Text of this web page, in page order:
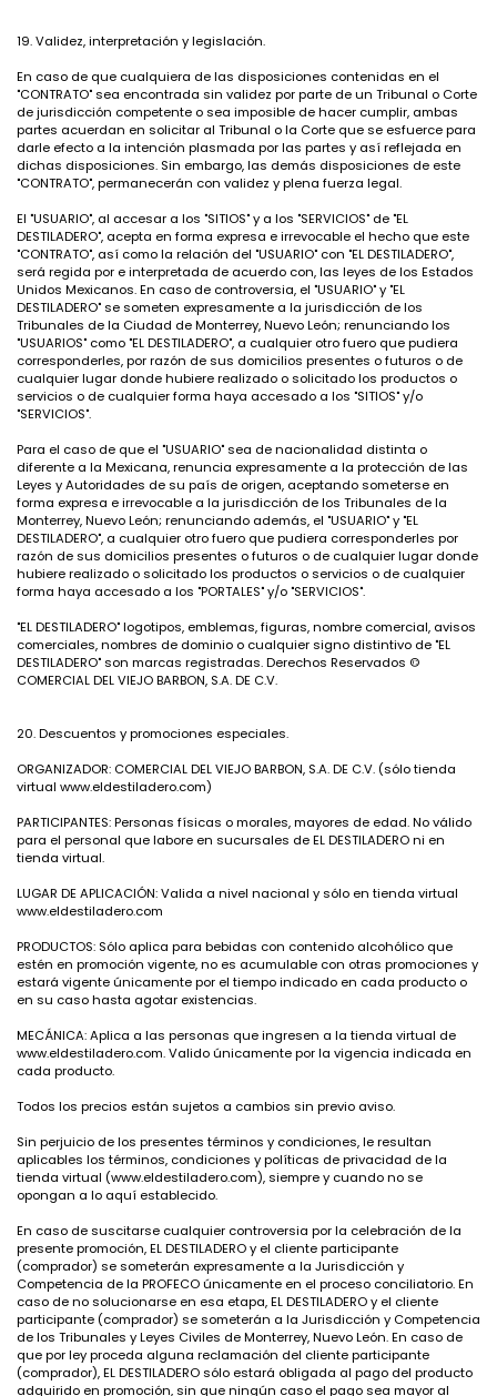
19. Validez, interpretación y legislación.
En caso de que cualquiera de las disposiciones contenidas en el
"CONTRATO" sea encontrada sin validez por parte de un Tribunal o Corte
de jurisdicción competente o sea imposible de hacer cumplir, ambas
partes acuerdan en solicitar al Tribunal o la Corte que se esfuerce para
darle efecto a la intención plasmada por las partes y así reflejada en
dichas disposiciones. Sin embargo, las demás disposiciones de este
"CONTRATO", permanecerán con validez y plena fuerza legal.
El "USUARIO", al accesar a los "SITIOS" y a los "SERVICIOS" de "EL
DESTILADERO", acepta en forma expresa e irrevocable el hecho que este
"CONTRATO", así como la relación del "USUARIO" con "EL DESTILADERO",
será regida por e interpretada de acuerdo con, las leyes de los Estados
Unidos Mexicanos. En caso de controversia, el "USUARIO" y "EL
DESTILADERO" se someten expresamente a la jurisdicción de los
Tribunales de la Ciudad de Monterrey, Nuevo León; renunciando los
"USUARIOS" como "EL DESTILADERO", a cualquier otro fuero que pudiera
corresponderles, por razón de sus domicilios presentes o futuros o de
cualquier lugar donde hubiere realizado o solicitado los productos o
servicios o de cualquier forma haya accesado a los "SITIOS" y/o
"SERVICIOS".
Para el caso de que el "USUARIO" sea de nacionalidad distinta o
diferente a la Mexicana, renuncia expresamente a la protección de las
Leyes y Autoridades de su país de origen, aceptando someterse en
forma expresa e irrevocable a la jurisdicción de los Tribunales de la
Monterrey, Nuevo León; renunciando además, el "USUARIO" y "EL
DESTILADERO", a cualquier otro fuero que pudiera corresponderles por
razón de sus domicilios presentes o futuros o de cualquier lugar donde
hubiere realizado o solicitado los productos o servicios o de cualquier
forma haya accesado a los "PORTALES" y/o "SERVICIOS".
"EL DESTILADERO" logotipos, emblemas, figuras, nombre comercial, avisos
comerciales, nombres de dominio o cualquier signo distintivo de "EL
DESTILADERO" son marcas registradas. Derechos Reservados ©
COMERCIAL DEL VIEJO BARBON, S.A. DE C.V.
20. Descuentos y promociones especiales.
ORGANIZADOR: COMERCIAL DEL VIEJO BARBON, S.A. DE C.V. (sólo tienda
virtual www.eldestiladero.com)
PARTICIPANTES: Personas físicas o morales, mayores de edad. No válido
para el personal que labore en sucursales de EL DESTILADERO ni en
tienda virtual.
LUGAR DE APLICACIÓN: Valida a nivel nacional y sólo en tienda virtual
www.eldestiladero.com
PRODUCTOS: Sólo aplica para bebidas con contenido alcohólico que
estén en promoción vigente, no es acumulable con otras promociones y
estará vigente únicamente por el tiempo indicado en cada producto o
en su caso hasta agotar existencias.
MECÁNICA: Aplica a las personas que ingresen a la tienda virtual de
www.eldestiladero.com. Valido únicamente por la vigencia indicada en
cada producto.
Todos los precios están sujetos a cambios sin previo aviso.
Sin perjuicio de los presentes términos y condiciones, le resultan
aplicables los términos, condiciones y políticas de privacidad de la
tienda virtual (www.eldestiladero.com), siempre y cuando no se
opongan a lo aquí establecido.
En caso de suscitarse cualquier controversia por la celebración de la
presente promoción, EL DESTILADERO y el cliente participante
(comprador) se someterán expresamente a la Jurisdicción y
Competencia de la PROFECO únicamente en el proceso conciliatorio. En
caso de no solucionarse en esa etapa, EL DESTILADERO y el cliente
participante (comprador) se someterán a la Jurisdicción y Competencia
de los Tribunales y Leyes Civiles de Monterrey, Nuevo León. En caso de
que por ley proceda alguna reclamación del cliente participante
(comprador), EL DESTILADERO sólo estará obligada al pago del producto
adquirido en promoción, sin que ningún caso el pago sea mayor al